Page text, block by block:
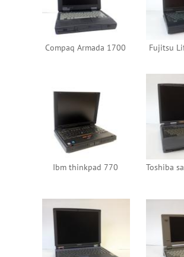
Compaq Armada 1700 Fujitsu
Ibm thinkpad 770